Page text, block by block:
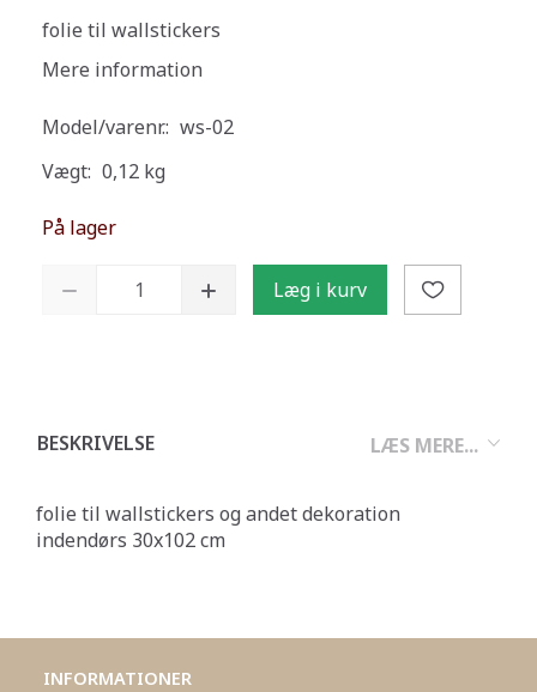
folie til wallstickers
Mere information
Model/varenr.: ws-02
Vægt: 0,12 kg
På lager
Læg i kurv
LÆS MERE...
BESKRIVELSE
folie til wallstickers og andet dekoration
indendørs 30x102 cm
INFORMATIONER